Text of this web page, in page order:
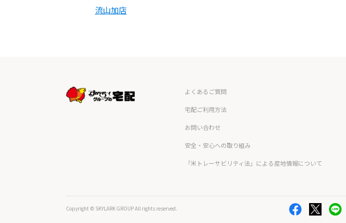
流山加店
よくあるご質問
宅配ご利用方法
お問い合わせ
安全・安心への取り組み
「米トレーサビリティ法」による産地情報について
Copyright © SKYLARK GROUP All rights reserved.